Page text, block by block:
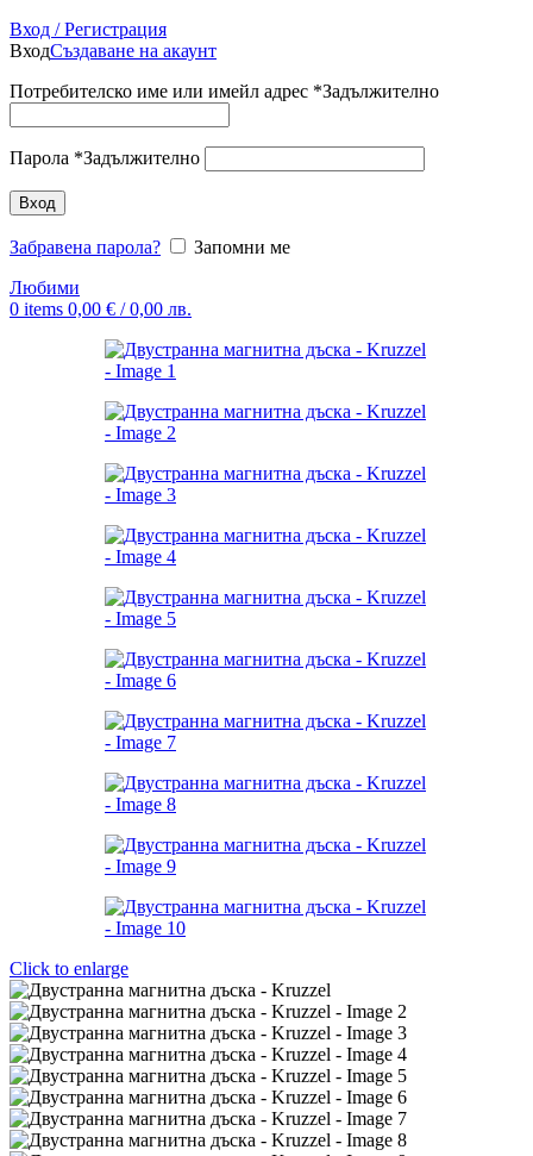
Вход / Регистрация
ВходСъздаване на акаунт
Потребителско име или имейл адрес *Задължително
Парола *Задължително
Вход
Забравена парола?
Запомни ме
Любими
0 items 0,00 € / 0,00 лв.
Click to enlarge